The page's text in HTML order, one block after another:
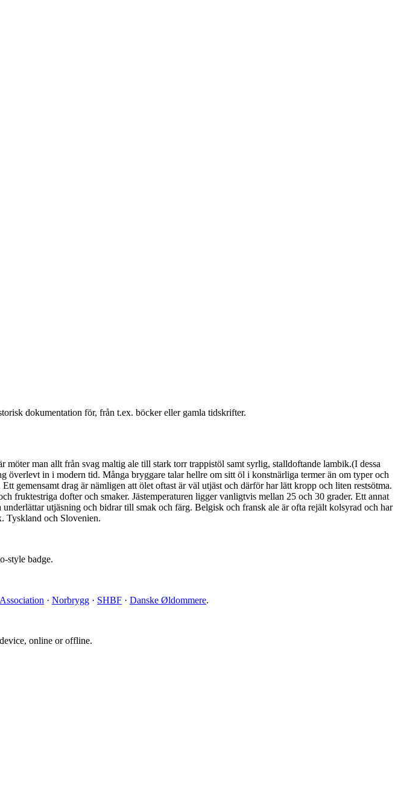
dokumentation för, från t.ex. böcker eller gamla tidskrifter.
man allt från svag maltig ale till stark torr trappistöl samt syrlig, stalldoftande lambik.(I dessa
in i modern tid. Många bryggare talar hellre om sitt öl i konstnärliga termer än om typer och
gemensamt drag är nämligen att ölet oftast är väl utjäst och därför har lätt kropp och liten restsötma.
fruktestriga dofter och smaker. Jästemperaturen ligger vanligtvis mellan 25 och 30 grader. Ett annat
utjäsning och bidrar till smak och färg. Belgisk och fransk ale är ofta rejält kolsyrad och har
Tyskland och Slovenien.
style badge.
· Norbrygg · SHBF · Danske Øldommere.
online or offline.